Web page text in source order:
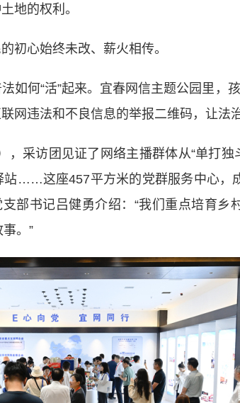
地的权利。
心始终未改、薪火相传。
何“活”起来。宜春网信主题公园里，孩
网违法和不良信息的举报二维码，让法
采访团见证了网络主播群体从“单打独
站……这座457平方米的党群服务中心，
部书记吕健勇介绍：“我们重点培育乡
。”